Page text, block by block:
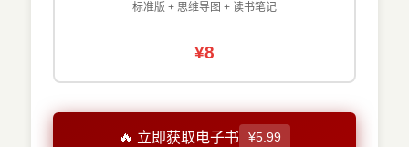
标准版 + 思维导图 + 读书笔记
¥8
🔥 立即获取电子书 ¥5.99